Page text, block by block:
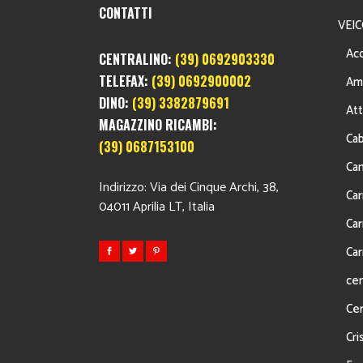
CONTATTI
CENTRALINO: (39) 0692903330
TELEFAX: (39) 0692900002
DINO: (39) 3382879691
MAGAZZINO RICAMBI:
(39) 0687153100
Indirizzo: Via dei Cinque Archi, 38,
04011 Aprilia LT, Italia